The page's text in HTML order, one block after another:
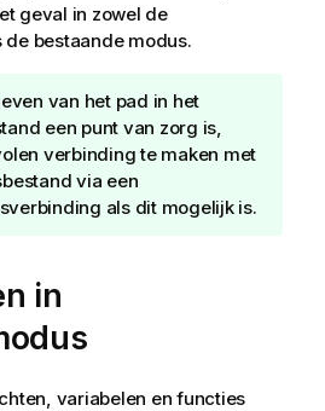
geval in zowel de
bestaande modus.
van het pad in het
een punt van zorg is,
verbinding te maken met
via een
als dit mogelijk is.
in
variabelen en functies